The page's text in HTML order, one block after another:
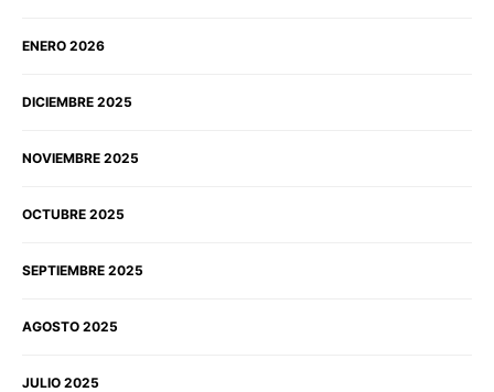
ENERO 2026
DICIEMBRE 2025
NOVIEMBRE 2025
OCTUBRE 2025
SEPTIEMBRE 2025
AGOSTO 2025
JULIO 2025